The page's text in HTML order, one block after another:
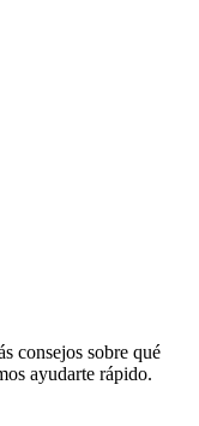
consejos sobre qué
ayudarte rápido.